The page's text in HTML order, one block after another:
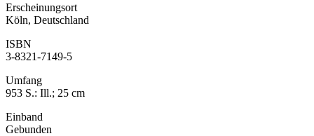
Erscheinungsort
Köln, Deutschland
ISBN
3-8321-7149-5
Umfang
953 S.: Ill.; 25 cm
Einband
Gebunden